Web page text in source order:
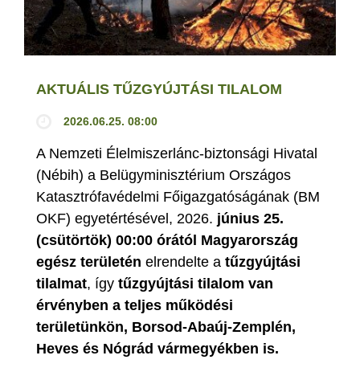
AKTUÁLIS TŰZGYÚJTÁSI TILALOM
2026.06.25. 08:00
A Nemzeti Élelmiszerlánc-biztonsági Hivatal
(Nébih) a Belügyminisztérium Országos
Katasztrófavédelmi Főigazgatóságának (BM
OKF) egyetértésével, 2026. június 25.
(csütörtök) 00:00 órától Magyarország
egész területén elrendelte a tűzgyújtási
tilalmat, így tűzgyújtási tilalom van
érvényben a teljes működési
területünkön, Borsod-Abaúj-Zemplén,
Heves és Nógrád vármegyékben is.